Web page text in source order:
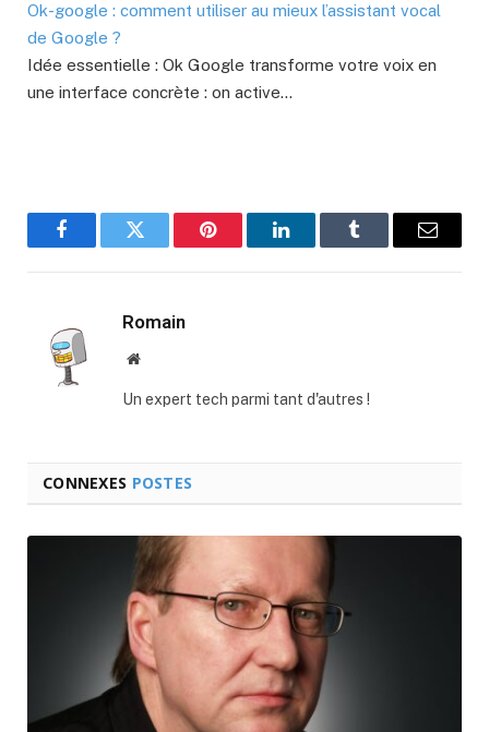
Ok-google : comment utiliser au mieux l’assistant vocal
de Google ?
Idée essentielle : Ok Google transforme votre voix en
une interface concrète : on active…
FacebookTwitter Pinterest LinkedInTumblr
E-
Romain
Site
Un expert tech parmi tant d'autres !
CONNEXES POSTES